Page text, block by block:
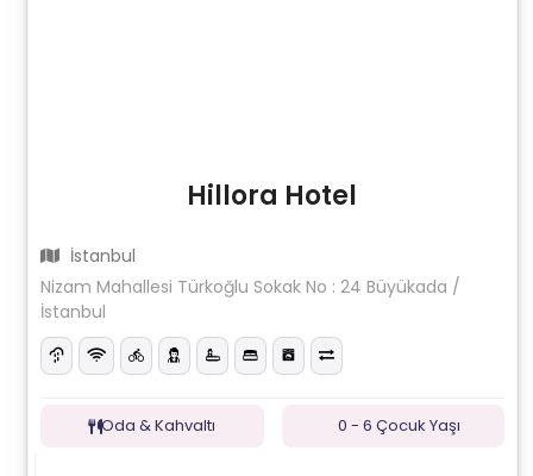
Hillora Hotel
İstanbul
Nizam Mahallesi Türkoğlu Sokak No : 24 Büyükada /
İstanbul
Oda & Kahvaltı 0 - 6 Çocuk Yaşı